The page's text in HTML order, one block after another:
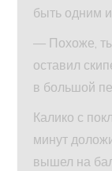
быть одним
— Похоже,
оставил
в большой
Калико с
минут
вышел на